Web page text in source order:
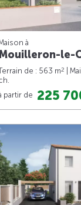
à
le-
de : 563 m2 |
partir de
225